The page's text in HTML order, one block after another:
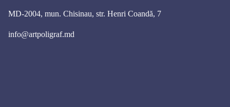
MD-2004, mun. Chisinau, str. Henri Coandă, 7
info@artpoligraf.md